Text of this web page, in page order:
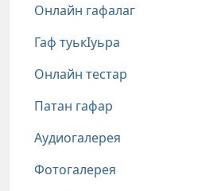
Онлайн гафалаг
Гаф туькIуьра
Онлайн тестар
Патан гафар
Аудиогалерея
Фотогалерея